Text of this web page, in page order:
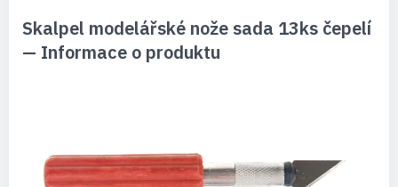
Skalpel modelářské nože sada 13ks čepelí
— Informace o produktu